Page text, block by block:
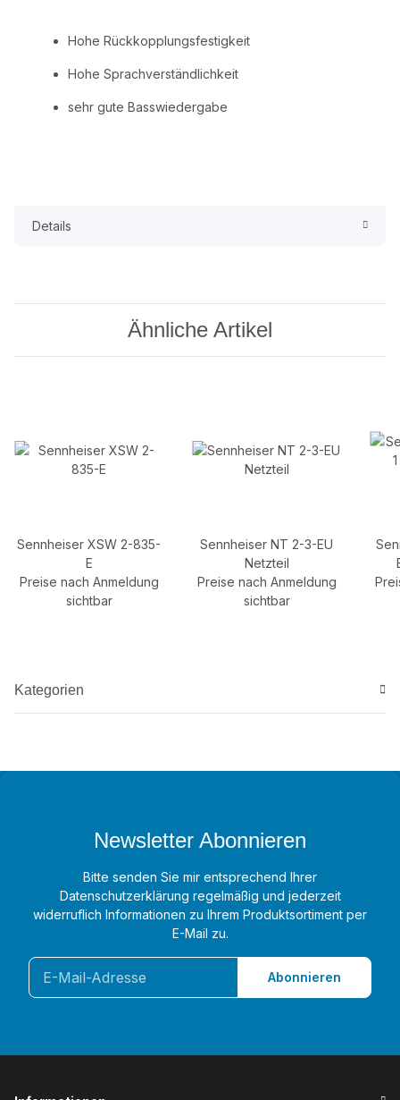
Hohe Rückkopplungsfestigkeit
Hohe Sprachverständlichkeit
sehr gute Basswiedergabe
Details
Ähnliche Artikel
Sennheiser XSW 2-835-
E
Preise nach Anmeldung
sichtbar
Sennheiser NT 2-3-EU
Netzteil
Preise nach Anmeldung
sichtbar
Kategorien
Newsletter Abonnieren
Bitte senden Sie mir entsprechend Ihrer
Datenschutzerklärung regelmäßig und jederzeit
widerruflich Informationen zu Ihrem Produktsortiment per
E-Mail zu.
Abonnieren